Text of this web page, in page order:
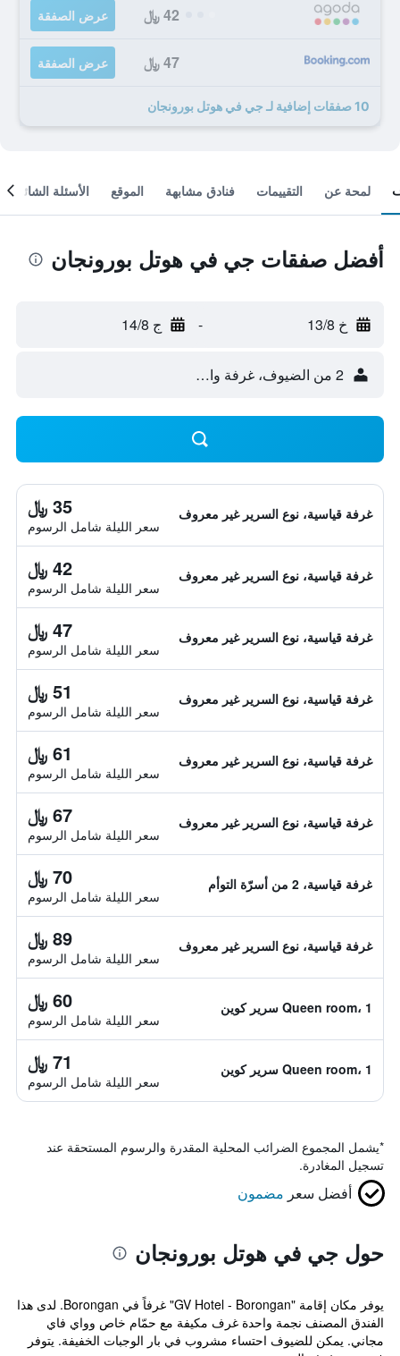
42 ﷼ عرض الصفقة
47 ﷼ عرض الصفقة
10 صفقات إضافية لـ جي في هوتل بورونجان
لمحة عن التقييمات فنادق مشابهة الموقع الأسئلة الشائعة
أفضل صفقات جي في هوتل بورونجان
خ 13/8 - ج 14/8
2 من الضيوف، غرفة واحدة
غرفة قياسية، نوع السرير غير معروف 35 ﷼
سعر الليلة شامل الرسوم
غرفة قياسية، نوع السرير غير معروف 42 ﷼
سعر الليلة شامل الرسوم
غرفة قياسية، نوع السرير غير معروف 47 ﷼
سعر الليلة شامل الرسوم
غرفة قياسية، نوع السرير غير معروف 51 ﷼
سعر الليلة شامل الرسوم
غرفة قياسية، نوع السرير غير معروف 61 ﷼
سعر الليلة شامل الرسوم
غرفة قياسية، نوع السرير غير معروف 67 ﷼
سعر الليلة شامل الرسوم
غرفة قياسية، 2 من أسرّة التوأم 70 ﷼
سعر الليلة شامل الرسوم
غرفة قياسية، نوع السرير غير معروف 89 ﷼
سعر الليلة شامل الرسوم
Queen room، 1 سرير كوين 60 ﷼
سعر الليلة شامل الرسوم
Queen room، 1 سرير كوين 71 ﷼
سعر الليلة شامل الرسوم
*يشمل المجموع الضرائب المحلية المقدرة والرسوم المستحقة عند
تسجيل المغادرة.
أفضل سعر مضمون
حول جي في هوتل بورونجان
يوفر مكان إقامة "GV Hotel - Borongan" غرفاً في Borongan. لدى هذا
الفندق المصنف نجمة واحدة غرف مكيفة مع حمّام خاص وواي فاي
مجاني. يمكن للضيوف احتساء مشروب في بار الوجبات الخفيفة. يتوفر